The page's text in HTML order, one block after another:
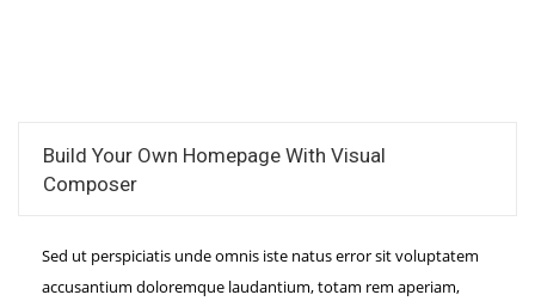
Build Your Own Homepage With Visual
Composer
Sed ut perspiciatis unde omnis iste natus error sit voluptatem
accusantium doloremque laudantium, totam rem aperiam,